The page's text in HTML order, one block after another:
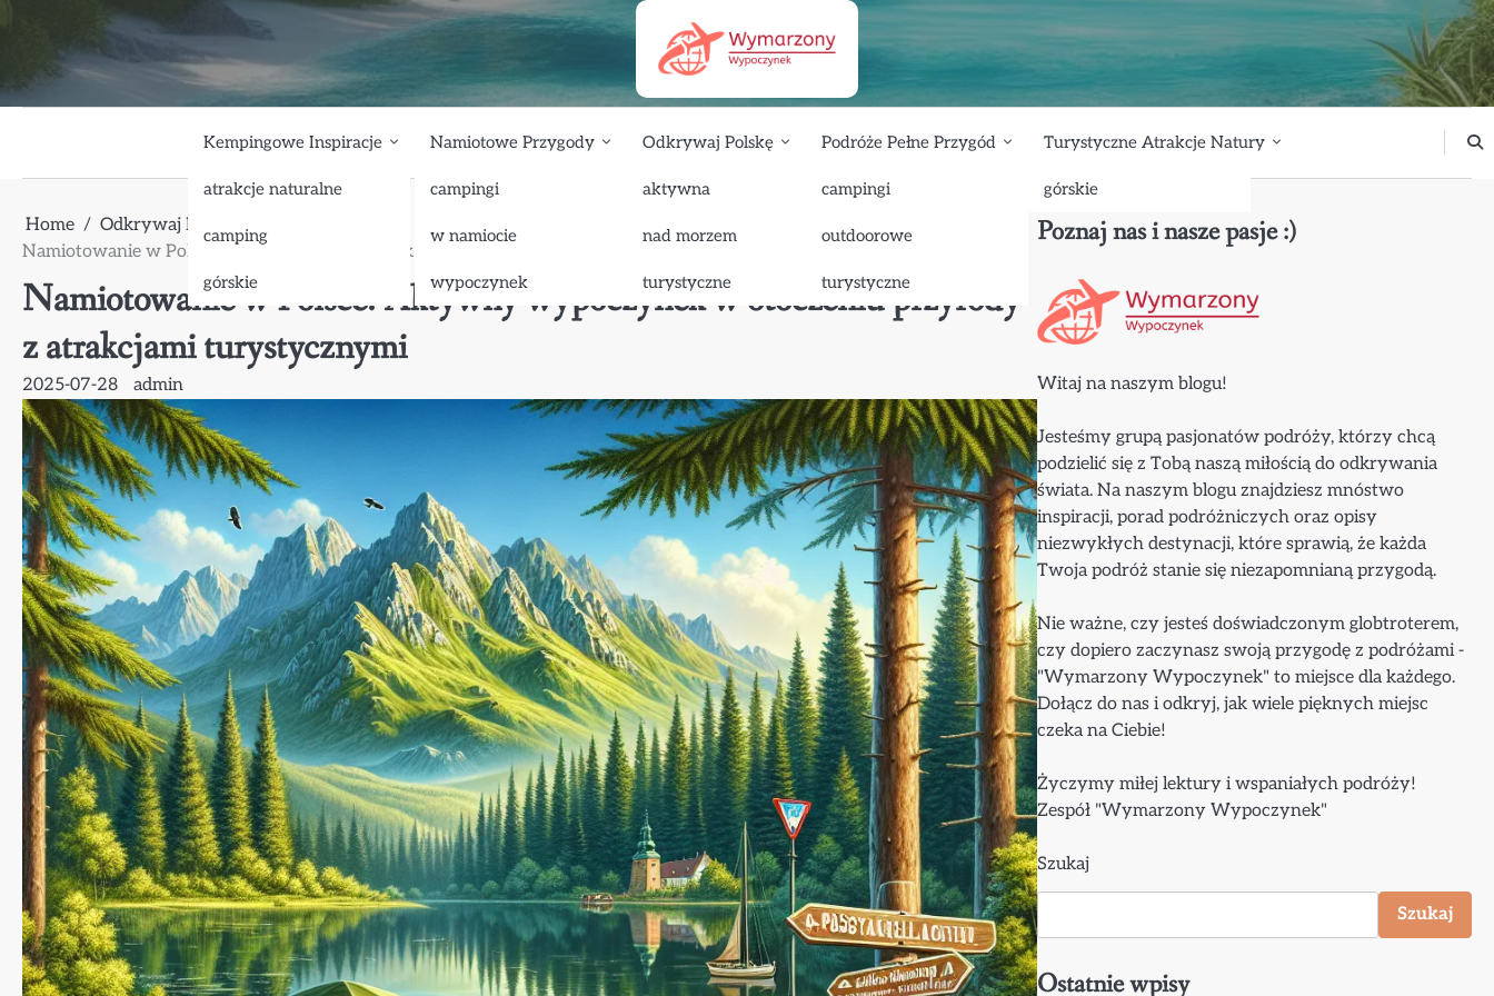
Kempingowe Inspiracje
atrakcje naturalne
camping
górskie
Namiotowe Przygody
campingi
w namiocie
wypoczynek
Odkrywaj Polskę
aktywna
nad morzem
turystyczne
Podróże Pełne Przygód
campingi
outdoorowe
turystyczne
Turystyczne Atrakcje Natury
górskie
Home Odkrywaj Polskę
Namiotowanie w Polsce: Aktywny wypoczynek w otoczeniu przyrody z atrakcjami turystycznymi
Namiotowanie w Polsce: Aktywny wypoczynek w otoczeniu przyrody
z atrakcjami turystycznymi
2025-07-28 admin
Poznaj nas i nasze pasje :)
Witaj na naszym blogu!
Jesteśmy grupą pasjonatów podróży, którzy chcą
podzielić się z Tobą naszą miłością do odkrywania
świata. Na naszym blogu znajdziesz mnóstwo
inspiracji, porad podróżniczych oraz opisy
niezwykłych destynacji, które sprawią, że każda
Twoja podróż stanie się niezapomnianą przygodą.
Nie ważne, czy jesteś doświadczonym globtroterem,
czy dopiero zaczynasz swoją przygodę z podróżami -
"Wymarzony Wypoczynek" to miejsce dla każdego.
Dołącz do nas i odkryj, jak wiele pięknych miejsc
czeka na Ciebie!
Życzymy miłej lektury i wspaniałych podróży!
Zespół "Wymarzony Wypoczynek"
Szukaj
Szukaj
Ostatnie wpisy